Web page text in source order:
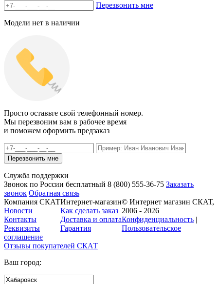
Перезвонить мне
Модели нет в наличии
Просто оставьте свой телефонный номер.
Мы перезвоним вам в рабочее время
и поможем оформить предзаказ
Служба поддержки
Звонок по России бесплатный 8 (800) 555-36-75 Заказать
звонок Обратная связь
Компания СКАТ
Новости
Контакты
Реквизиты
Интернет-магазин
Как сделать заказ
Доставка и оплата
Гарантия
© Интернет магазин СКАТ,
2006 - 2026
Конфиденциальность |
Пользовательское
соглашение
Отзывы покупателей СКАТ
Ваш город: